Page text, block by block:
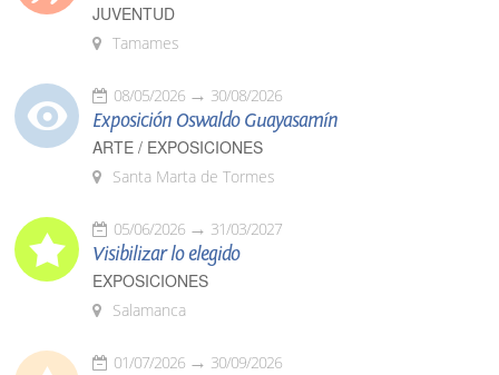
JUVENTUD
Tamames
08/05/2026 30/08/2026
Exposición Oswaldo Guayasamín
ARTE / EXPOSICIONES
Santa Marta de Tormes
05/06/2026 31/03/2027
Visibilizar lo elegido
EXPOSICIONES
Salamanca
01/07/2026 30/09/2026